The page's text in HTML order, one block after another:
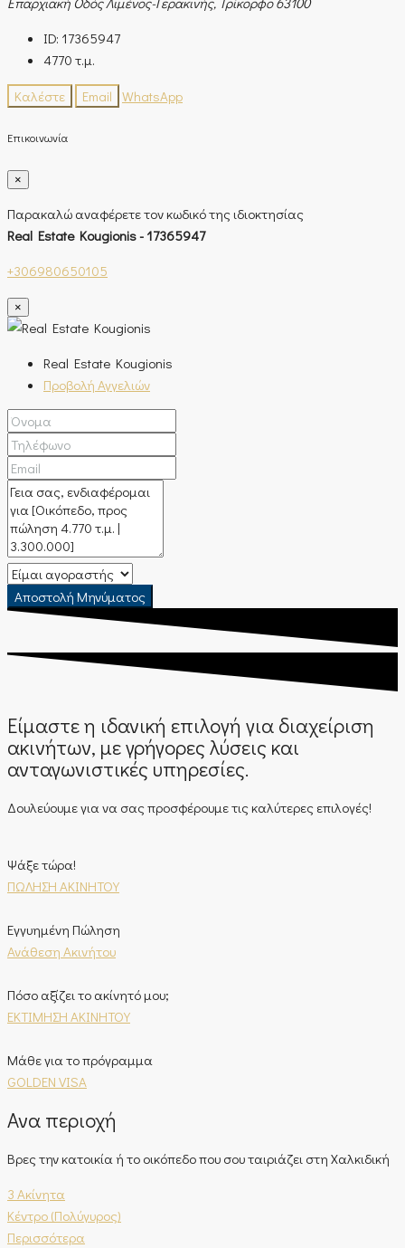
ID: 17365947
4770 τ.μ.
Καλέστε
Email WhatsApp
Επικοινωνία
×
Παρακαλώ αναφέρετε τον κωδικό της ιδιοκτησίας
Real Estate Kougionis - 17365947
+306980650105
×
Real Estate Kougionis
Προβολή Αγγελιών
Αποστολή Μηνύματος
Είμαστε η ιδανική επιλογή για διαχείριση
ακινήτων, με γρήγορες λύσεις και
ανταγωνιστικές υπηρεσίες.
Δουλεύουμε για να σας προσφέρουμε τις καλύτερες επιλογές!
Ψάξε τώρα!
ΠΩΛΗΣΗ ΑΚΙΝΗΤΟΥ
Εγγυημένη Πώληση
Ανάθεση Ακινήτου
Πόσο αξίζει το ακίνητό μου;
ΕΚΤΙΜΗΣΗ ΑΚΙΝΗΤΟΥ
Μάθε για το πρόγραμμα
GOLDEN VISA
Ανα περιοχή
Βρες την κατοικία ή το οικόπεδο που σου ταιριάζει στη Χαλκιδική
3 Ακίνητα
Κέντρο (Πολύγυρος)
Περισσότερα